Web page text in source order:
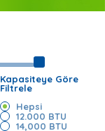
Kapasiteye Göre
Filtrele
Hepsi
12.000 BTU
14,000 BTU